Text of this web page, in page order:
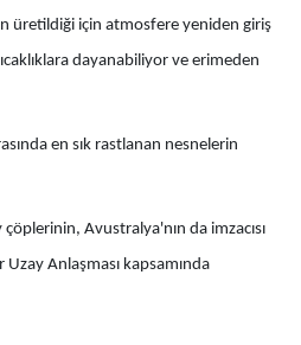
üretildiği için atmosfere yeniden giriş
dayanabiliyor ve erimeden
en sık rastlanan nesnelerin
Avustralya'nın da imzacısı
Anlaşması kapsamında